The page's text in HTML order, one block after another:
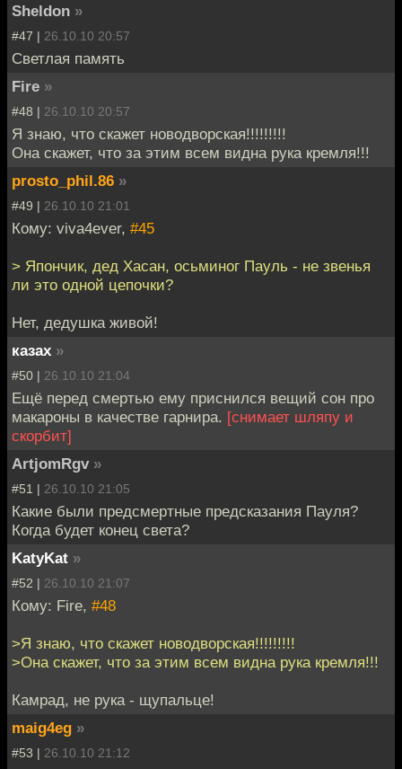
Sheldon »
#47 | 26.10.10 20:57
Светлая память
Fire »
#48 | 26.10.10 20:57
Я знаю, что скажет новодворская!!!!!!!!!
Она скажет, что за этим всем видна рука кремля!!!
prosto_phil.86 »
#49 | 26.10.10 21:01
Кому: viva4ever, #45
> Япончик, дед Хасан, осьминог Пауль - не звенья
ли это одной цепочки?
Нет, дедушка живой!
казах »
#50 | 26.10.10 21:04
Ещё перед смертью ему приснился вещий сон про
макароны в качестве гарнира. [снимает шляпу и
скорбит]
ArtjomRgv »
#51 | 26.10.10 21:05
Какие были предсмертные предсказания Пауля?
Когда будет конец света?
KatyKat »
#52 | 26.10.10 21:07
Кому: Fire, #48
>Я знаю, что скажет новодворская!!!!!!!!!
>Она скажет, что за этим всем видна рука кремля!!!
Камрад, не рука - щупальце!
maig4eg »
#53 | 26.10.10 21:12